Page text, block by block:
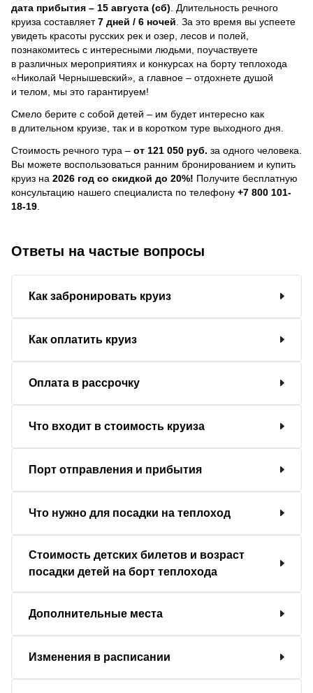
дата прибытия – 15 августа (сб) . Длительность речного
круиза составляет7 дней / 6 ночей За это время вы успеете
увидеть красоты русских рек и озер, лесов и полей,
познакомитесь с интересными людьми, поучаствуете
в различных мероприятиях и конкурсах на борту теплохода
«Николай Чернышевский», а главное – отдохнете душой
и телом, мы это гарантируем!
Смело берите с собой детей – им будет интересно как
в длительном круизе, так и в коротком туре выходного дня.
Стоимость речного тура – от 121 050 руб. за одного человека.
Вы можете воспользоваться ранним бронированием и купить
круиз на 2026 год со скидкой до 20%! Получите бесплатную
консультацию нашего специалиста по телефону +7 800 101-
18-19
Ответы на частые вопросы
Как забронировать круиз
Как оплатить круиз
Оплата в рассрочку
Что входит в стоимость круиза
Порт отправления и прибытия
Что нужно для посадки на теплоход
Стоимость детских билетов и возраст
посадки детей на борт теплохода
Дополнительные места
Изменения в расписании